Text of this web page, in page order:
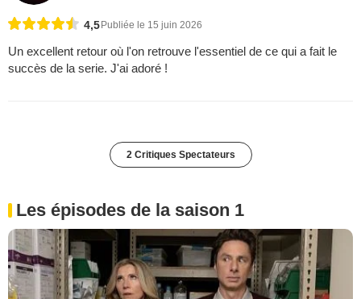
4,5 Publiée le 15 juin 2026
Un excellent retour où l'on retrouve l'essentiel de ce qui a fait le
succès de la serie. J'ai adoré !
2 Critiques Spectateurs
Les épisodes de la saison 1